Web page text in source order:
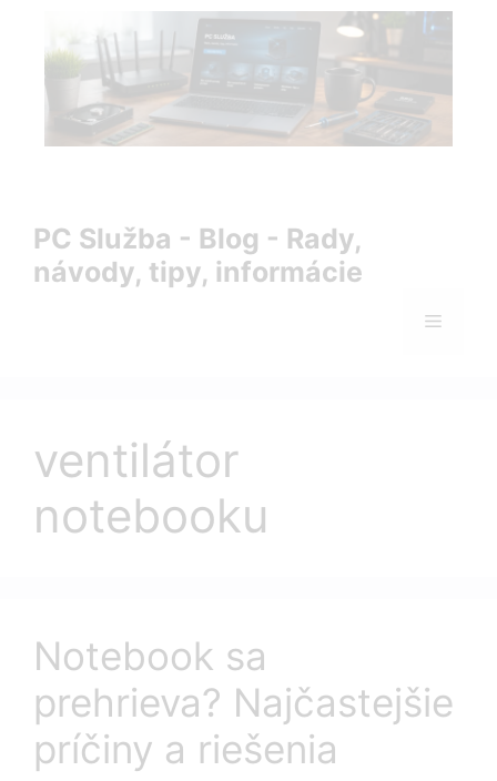
PC Služba - Blog - Rady,
návody, tipy, informácie
Menu
ventilátor
notebooku
Notebook sa
prehrieva? Najčastejšie
príčiny a riešenia